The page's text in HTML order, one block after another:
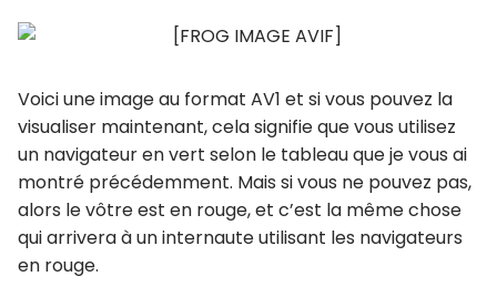
Voici une image au format AV1 et si vous pouvez la
visualiser maintenant, cela signifie que vous utilisez
un navigateur en vert selon le tableau que je vous ai
montré précédemment. Mais si vous ne pouvez pas,
alors le vôtre est en rouge, et c’est la même chose
qui arrivera à un internaute utilisant les navigateurs
en rouge.